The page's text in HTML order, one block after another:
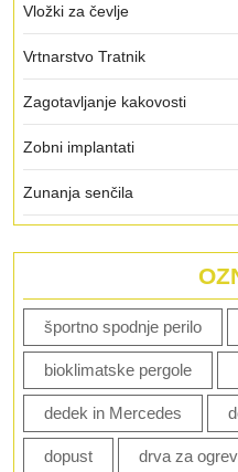
Vložki za čevlje
Vrtnarstvo Tratnik
Zagotavljanje kakovosti
Zobni implantati
Zunanja senčila
športno spodnje perilo
bioklimatske pergole
dedek in Mercedes
dopust drva za